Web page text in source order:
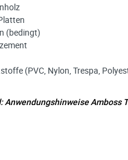
(bedingt)
(PVC, Nylon, Trespa,
Anwendungshinweise Amboss